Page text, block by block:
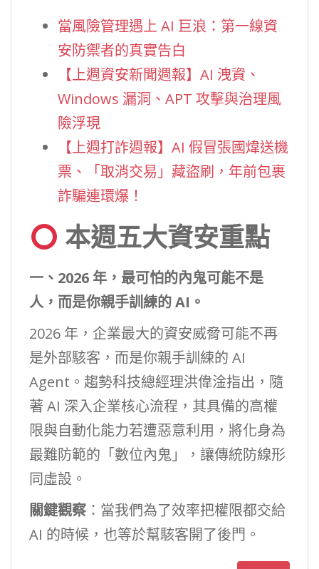
當風險管理遇上 AI 巨浪：第一線資
安防禦者的真實告白
【上週資安新聞週報】AI 洩資、
Windows 漏洞、APT 攻擊與治理風
險浮現
【上週打詐週報】AI 假冒張國煒送機
票、「取消交易」藏盜刷，年前包裹
詐騙連環爆！
本週五大資安重點
一、2026 年，最可怕的內鬼可能不是
人，而是你親手訓練的 AI。
2026 年，企業最大的資安威脅可能不再
是外部駭客，而是你親手訓練的 AI
Agent。趨勢科技總經理洪偉淦指出，隨
著 AI 深入企業核心流程，其具備的高權
限與自動化能力若遭惡意利用，將化身為
最難防範的「數位內鬼」，讓傳統防線形
同虛設。
關鍵觀察 ：當我們為了效率把權限都交給
AI 的時候，也等於幫駭客開了後門。